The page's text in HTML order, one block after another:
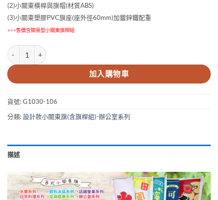
(2)小關東橫桿與旗帽(材質ABS)
(3)小關東塑膠PVC旗座(座外徑60mm)加鍍鋅鐵配重
>>>售價含簡易型小關東旗桿組
10x30cm請上二樓小關東旗 數量
加入購物車
貨號:G1030-106
分類:設計款小關東旗(含旗桿組)-辦公室系列
描述